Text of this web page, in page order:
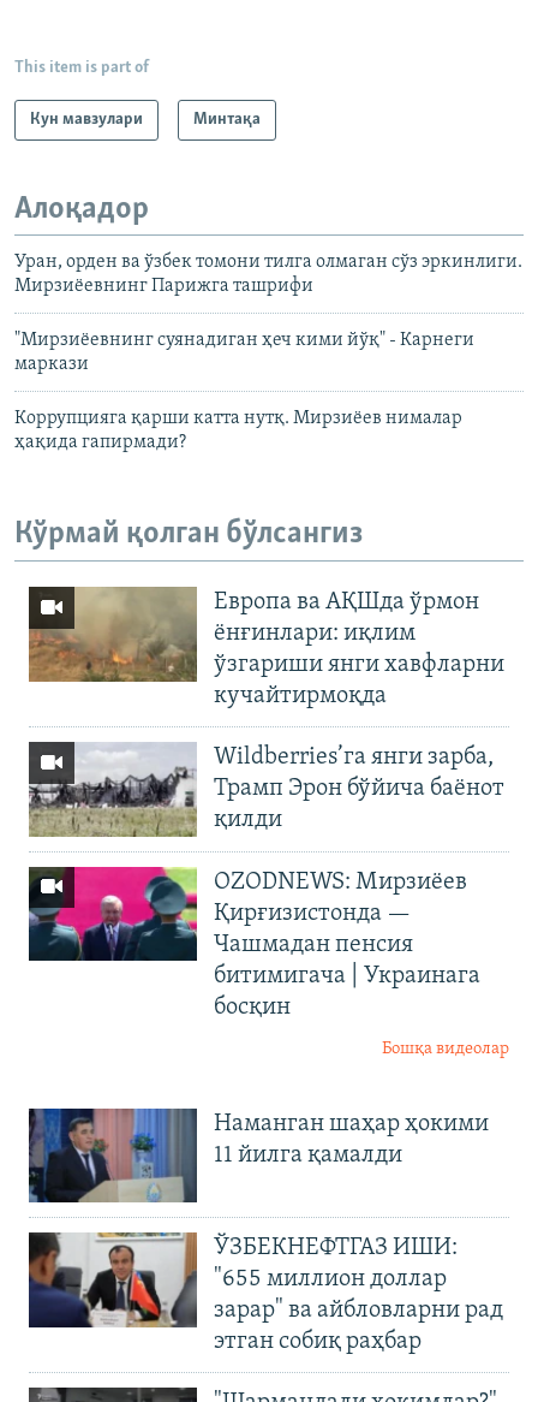
This item is part of
Кун мавзулари Минтақа
Алоқадор
Уран, орден ва ўзбек томони тилга олмаган сўз эркинлиги.
Мирзиёевнинг Парижга ташрифи
"Мирзиёевнинг суянадиган ҳеч кими йўқ" - Карнеги
маркази
Коррупцияга қарши катта нутқ. Мирзиёев нималар
ҳақида гапирмади?
Кўрмай қолган бўлсангиз
Европа ва АҚШда ўрмон
ёнғинлари: иқлим
ўзгариши янги хавфларни
кучайтирмоқда
Wildberries’га янги зарба,
Трамп Эрон бўйича баёнот
қилди
OZODNEWS: Мирзиёев
Қирғизистонда —
Чашмадан пенсия
битимигача | Украинага
босқин
Бошқа видеолар
Наманган шаҳар ҳокими
11 йилга қамалди
ЎЗБЕКНЕФТГАЗ ИШИ:
"655 миллион доллар
зарар" ва айбловларни рад
этган собиқ раҳбар